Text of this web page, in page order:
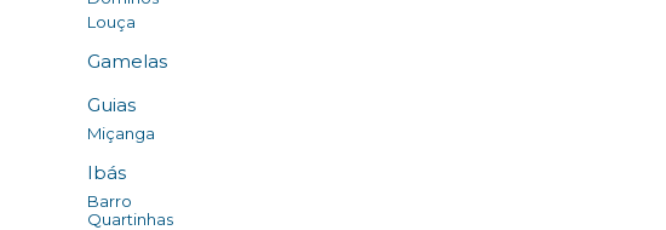
Louça
Gamelas
Guias
Miçanga
Ibás
Barro
Quartinhas